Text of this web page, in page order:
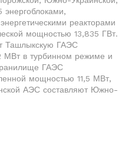
энергоблоками,
реакторами
мощностью 13,835 ГВт.
ГАЭС
МВт в турбинном режиме и
ГАЭС
мощностью 11,5 МВт,
АЭС составляют Южно-